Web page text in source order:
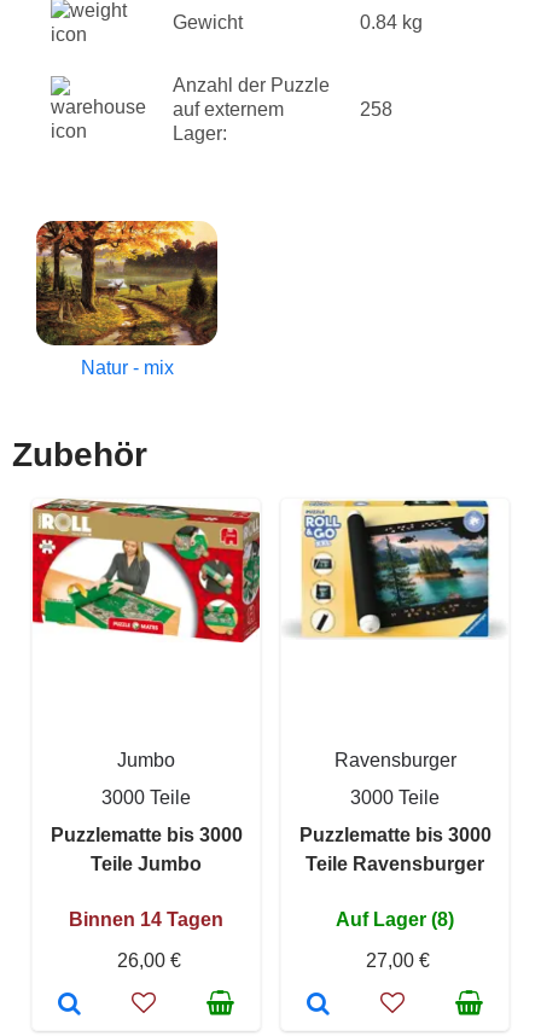
Gewicht 0.84 kg
Anzahl der Puzzle
auf externem
Lager:
258
Natur - mix
Zubehör
Jumbo
3000 Teile
Puzzlematte bis 3000
Teile Jumbo
Binnen 14 Tagen
26,00 €
Ravensburger
3000 Teile
Puzzlematte bis 3000
Teile Ravensburger
Auf Lager (8)
27,00 €